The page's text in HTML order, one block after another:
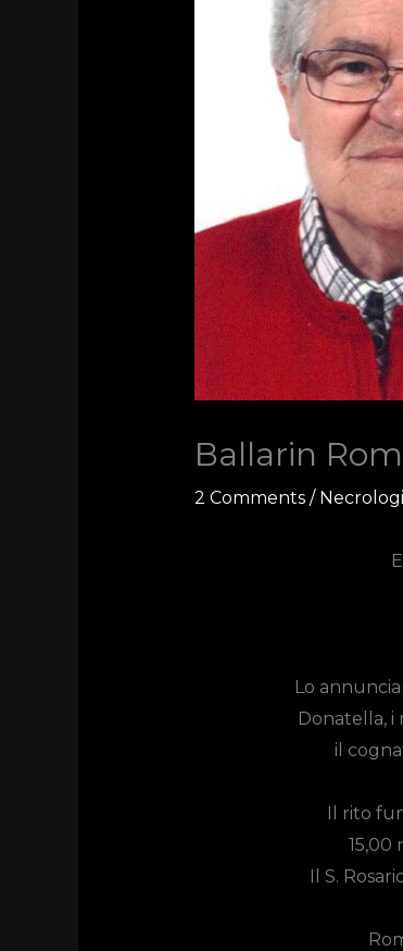
Ballarin
2 Comments / Necrologi
Lo
Donatella, i
il
Il rito
15,00
Il S.